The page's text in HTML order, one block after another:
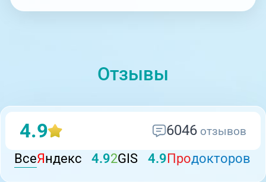
Отзывы
4.9 6046отзывов
ВсеЯндекс 4.92GIS 4.9Продокторов